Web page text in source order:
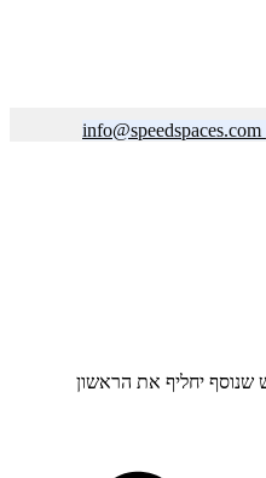
info@speedspaces.com
נכס חדש שנוסף יחליף את הראשון